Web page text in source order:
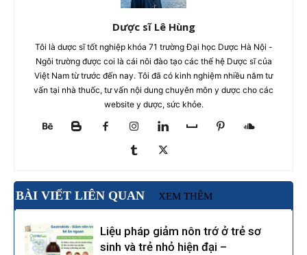
Dược sĩ Lê Hùng
Tôi là dược sĩ tốt nghiệp khóa 71 trường Đại học Dược Hà Nội -
Ngôi trường được coi là cái nôi đào tạo các thế hệ Dược sĩ của
Việt Nam từ trước đến nay. Tôi đã có kinh nghiệm nhiều năm tư
vấn tại nhà thuốc, tư vấn nội dung chuyên môn y dược cho các
website y dược, sức khỏe.
BÀI VIẾT LIÊN QUAN XEM THÊM
Liệu pháp giảm nôn trớ ở trẻ sơ
sinh và trẻ nhỏ hiện đại –